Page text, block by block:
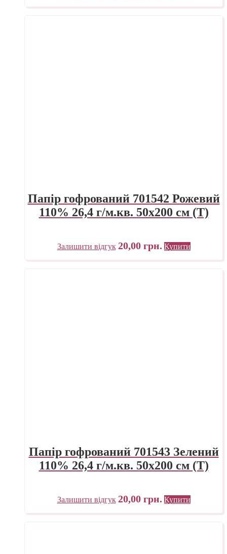
Папір гофрований 701542 Рожевий
110% 26,4 г/м.кв. 50х200 см (Т)
Залишити відгук 20,00 грн. Купити
Папір гофрований 701543 Зелений
110% 26,4 г/м.кв. 50х200 см (Т)
Залишити відгук 20,00 грн. Купити